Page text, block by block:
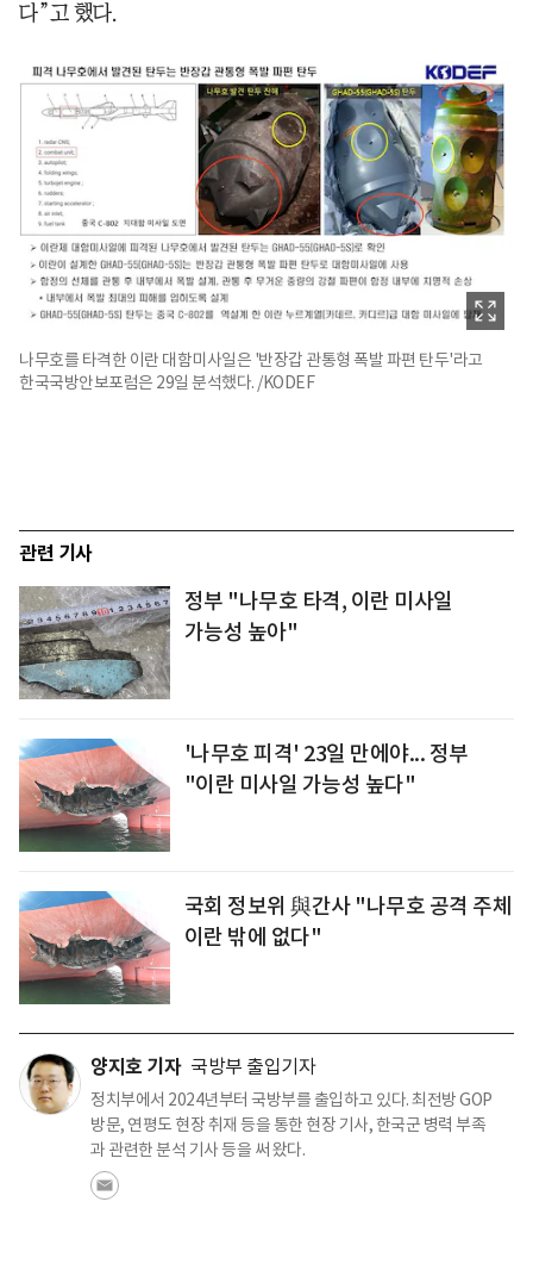
다”고 했다.
나무호를 타격한 이란 대함미사일은 '반장갑 관통형 폭발 파편 탄두'라고
한국국방안보포럼은 29일 분석했다. /KODEF
관련 기사
정부 "나무호 타격, 이란 미사일
가능성 높아"
'나무호 피격' 23일 만에야... 정부
"이란 미사일 가능성 높다"
국회 정보위 與간사 "나무호 공격 주체
이란 밖에 없다"
양지호 기자 국방부 출입기자
정치부에서 2024년부터 국방부를 출입하고 있다. 최전방 GOP
방문, 연평도 현장 취재 등을 통한 현장 기사, 한국군 병력 부족
과 관련한 분석 기사 등을 써 왔다.